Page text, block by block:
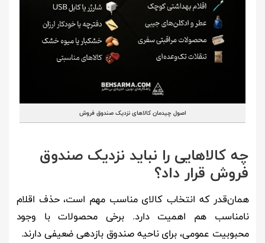
اصول چیدمان کالاهای نزدیک صندوق فروش
چه کالاهایی را نباید نزدیک صندوق
فروش قرار داد؟
همان‌قدر که انتخاب کالای مناسب مهم است، حذف اقلام
نامناسب هم اهمیت دارد. برخی محصولات با وجود
محبوبیت عمومی، برای ناحیه صندوق بازدهی ضعیفی دارند.